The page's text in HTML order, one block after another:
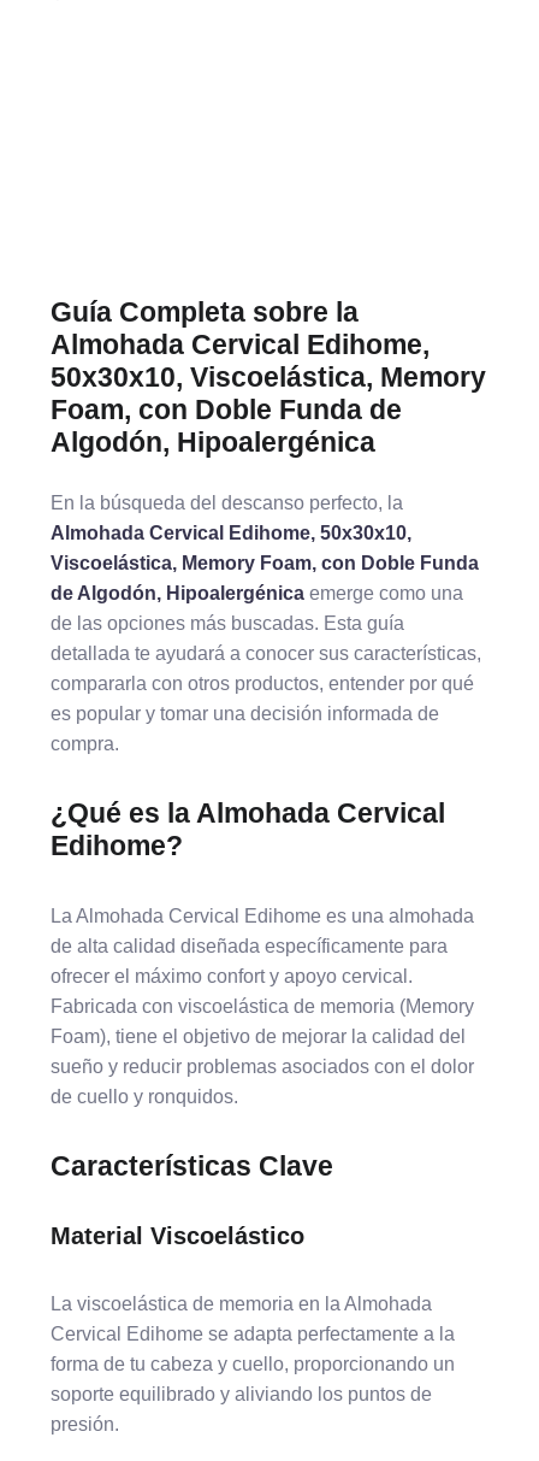
Guía Completa sobre la
Almohada Cervical Edihome,
50x30x10, Viscoelástica, Memory
Foam, con Doble Funda de
Algodón, Hipoalergénica
En la búsqueda del descanso perfecto, la
Almohada Cervical Edihome, 50x30x10,
Viscoelástica, Memory Foam, con Doble Funda
de Algodón, Hipoalergénica emerge como una
de las opciones más buscadas. Esta guía
detallada te ayudará a conocer sus características,
compararla con otros productos, entender por qué
es popular y tomar una decisión informada de
compra.
¿Qué es la Almohada Cervical
Edihome?
La Almohada Cervical Edihome es una almohada
de alta calidad diseñada específicamente para
ofrecer el máximo confort y apoyo cervical.
Fabricada con viscoelástica de memoria (Memory
Foam), tiene el objetivo de mejorar la calidad del
sueño y reducir problemas asociados con el dolor
de cuello y ronquidos.
Características Clave
Material Viscoelástico
La viscoelástica de memoria en la Almohada
Cervical Edihome se adapta perfectamente a la
forma de tu cabeza y cuello, proporcionando un
soporte equilibrado y aliviando los puntos de
presión.